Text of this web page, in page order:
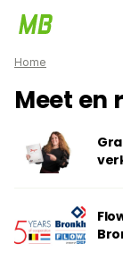
Home
Meet en